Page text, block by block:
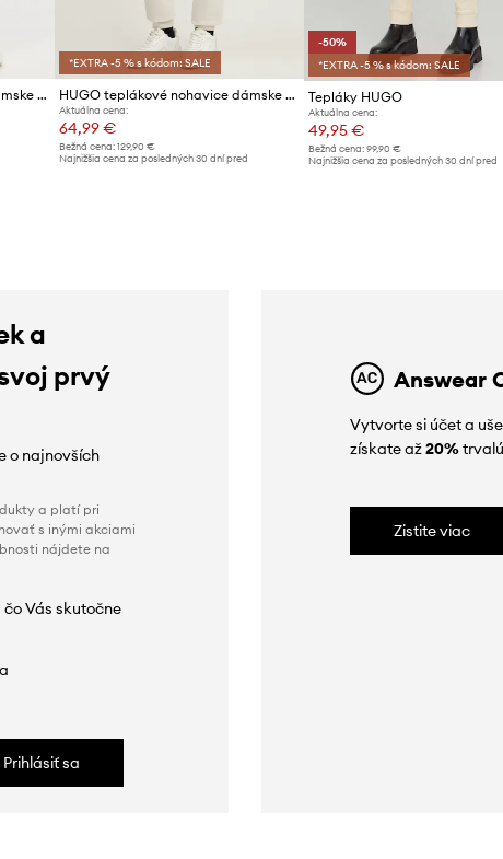
HUGO teplákové nohavice dámske s modalom SIGNATURE_PANT
*EXTRA -5 % s kódom: SALE
HUGO teplákové nohavice dámske bavlnené Nelfinia
Aktuálna cena:
64,99 €
Bežná cena: 129,90 €
Najnižšia cena za posledných 30 dní pred
-50%
*EXTRA -5 % s kódom: SALE
Tepláky HUGO
Aktuálna cena:
49,95 €
Bežná cena: 99,90 €
Najnižšia cena za posledných 30 dní pred
a
prvý
o najnovších
a platí pri
s inými akciami
nájdete na
Vás skutočne
Prihlásiť sa
Answear
Vytvorte si účet a
získate až20%trvalú
Zistite viac